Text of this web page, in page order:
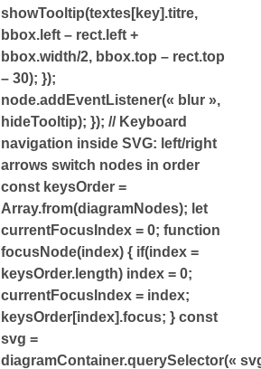
showTooltip(textes[key].titre,
bbox.left – rect.left +
bbox.width/2, bbox.top – rect.top
– 30); });
node.addEventListener(« blur »,
hideTooltip); }); // Keyboard
navigation inside SVG: left/right
arrows switch nodes in order
const keysOrder =
Array.from(diagramNodes); let
currentFocusIndex = 0; function
focusNode(index) { if(index =
keysOrder.length) index = 0;
currentFocusIndex = index;
keysOrder[index].focus; } const
svg =
diagramContainer.querySelector(«